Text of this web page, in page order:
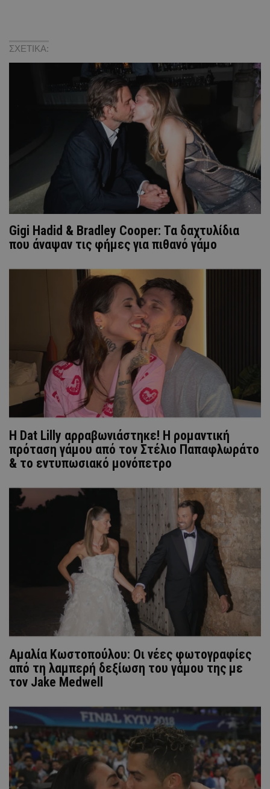
ΣΧΕΤΙΚΑ:
Gigi Hadid & Bradley Cooper: Τα δαχτυλίδια
που άναψαν τις φήμες για πιθανό γάμο
Η Dat Lilly αρραβωνιάστηκε! Η ρομαντική
πρόταση γάμου από τον Στέλιο Παπαφλωράτο
& το εντυπωσιακό μονόπετρο
Αμαλία Κωστοπούλου: Οι νέες φωτογραφίες
από τη λαμπερή δεξίωση του γάμου της με
τον Jake Medwell